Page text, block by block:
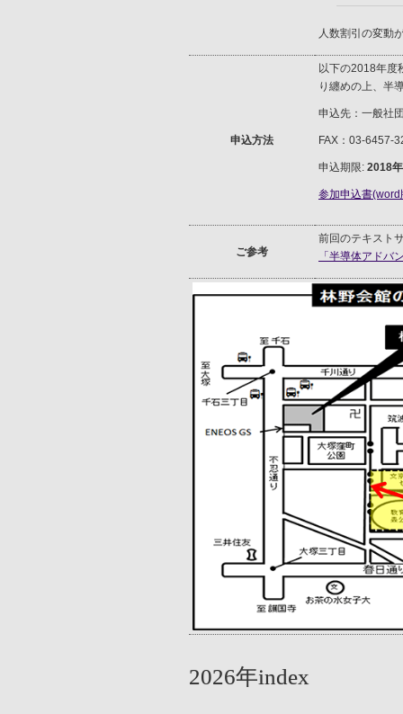
人数割引の変動
申込方法
以下の2018年度
り纏めの上、半
申込先：一般社
FAX：03-6457-
申込期限: 2018
参加申込書(word
ご参考
前回のテキスト
「半導体アドバ
2026年index